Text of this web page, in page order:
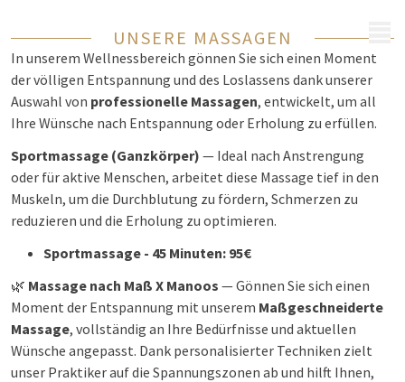
UNSERE MASSAGEN
In unserem Wellnessbereich gönnen Sie sich einen Moment
der völligen Entspannung und des Loslassens dank unserer
Auswahl von professionelle Massagen, entwickelt, um all
Ihre Wünsche nach Entspannung oder Erholung zu erfüllen.
Sportmassage (Ganzkörper) — Ideal nach Anstrengung
oder für aktive Menschen, arbeitet diese Massage tief in den
Muskeln, um die Durchblutung zu fördern, Schmerzen zu
reduzieren und die Erholung zu optimieren.
Sportmassage - 45 Minuten: 95€
🌿 Massage nach Maß X Manoos — Gönnen Sie sich einen
Moment der Entspannung mit unserem Maßgeschneiderte
Massage, vollständig an Ihre Bedürfnisse und aktuellen
Wünsche angepasst. Dank personalisierter Techniken zielt
unser Praktiker auf die Spannungszonen ab und hilft Ihnen,